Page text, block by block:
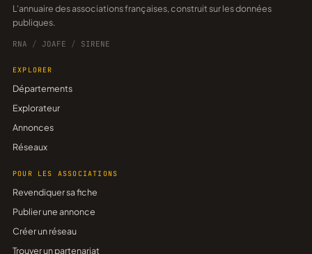
L'annuaire des associations françaises, construit sur les données
publiques.
RNA / JOAFE / SIRENE
EXPLORER
Départements
Explorateur
Annonces
Réseaux
POUR LES ASSOCIATIONS
Revendiquer sa fiche
Publier une annonce
Créer un réseau
Trouver un partenariat